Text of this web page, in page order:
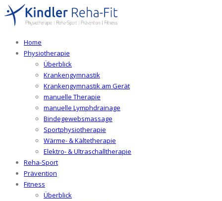
Home
Physiotherapie
Überblick
Krankengymnastik
Krankengymnastik am Gerät
manuelle Therapie
manuelle Lymphdrainage
Bindegewebsmassage
Sportphysiotherapie
Wärme- & Kältetherapie
Elektro- & Ultraschalltherapie
Reha-Sport
Prävention
Fitness
Überblick